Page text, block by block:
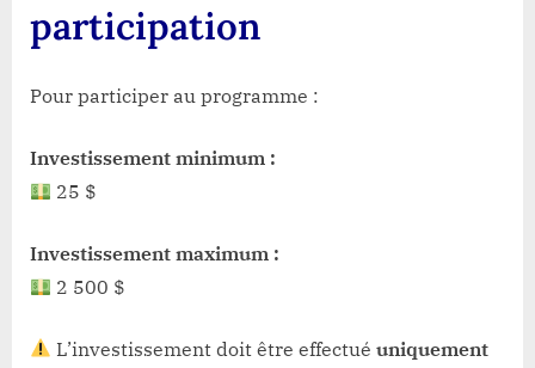
participation
Pour participer au programme :
Investissement minimum :
25 $
Investissement maximum :
2 500 $
L’investissement doit être effectuéuniquement